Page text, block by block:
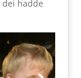
hadde